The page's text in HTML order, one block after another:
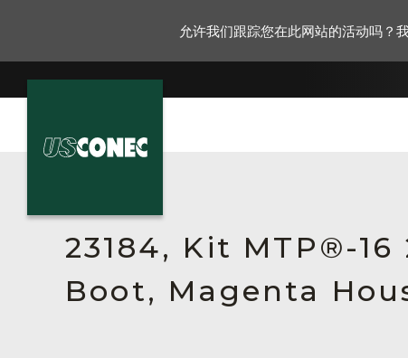
23184, Kit MTP®-
Boot, Magenta
允许我们跟踪您在此网站的活动吗？